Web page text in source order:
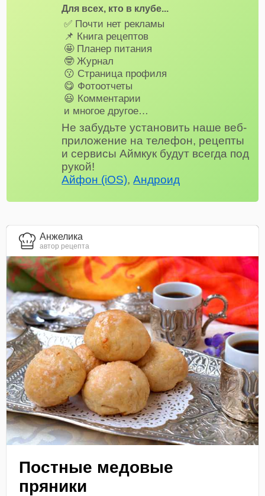
Для всех, кто в клубе...
✅ Почти нет рекламы
📌 Книга рецептов
🤩 Планер питания
🤓 Журнал
😗 Страница профиля
😋 Фотоотчеты
😃 Комментарии
и многое другое…
Не забудьте установить наше веб-
приложение на телефон, рецепты
и сервисы Аймкук будут всегда под
рукой!
Айфон (iOS),Андроид
Анжелика
автор рецепта
Постные медовые
пряники